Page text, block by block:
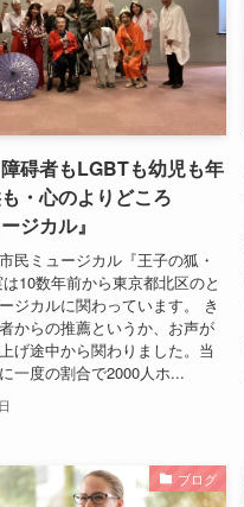
碍者もLGBTも幼児も年
・心のよりどころ
ジカル』
民ミュージカル『王子の狐・
10数年前から東京都北区のと
ジカルに関わっています。 き
からの推薦というか、お声が
げ途中から関わりました。当
一度の割合で2000人ホ...
ブログ